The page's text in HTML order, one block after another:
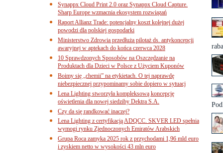
Synappx Cloud Print 2.0 oraz Synappx Cloud Capture.
Sharp Europe wzmacnia ekosystem rozwiązań
Raport Allianz Trade: potencjalny koszt kolejnej dużej
powodzi dla polskiej gospodarki
Ministerstwo Zdrowia przedłuża pilotaż ds. antykoncepcji
awaryjnej w aptekach do końca czerwca 2028
10 Sprawdzonych Sposobów na Oszczędzanie na
Produktach dla Dzieci w Polsce z Użyciem Kuponów
Boimy się „chemii” na etykietach. O tej naprawdę
niebezpiecznej przypominamy sobie dopiero w sytuacj
Lena Lighting stworzyła kompleksową koncepcję
oświetlenia dla nowej siedziby Dektra S.A.
Czy da się randkować inaczej?
Lena Lighting z certyfikacją ADQCC. SKVER LED spełnia
wymogi rynku Zjednoczonych Emiratów Arabskich
Grupa Roca zamyka 2025 rok z przychodami 1,96 mld euro
i zyskiem netto w wysokości 43 mln euro